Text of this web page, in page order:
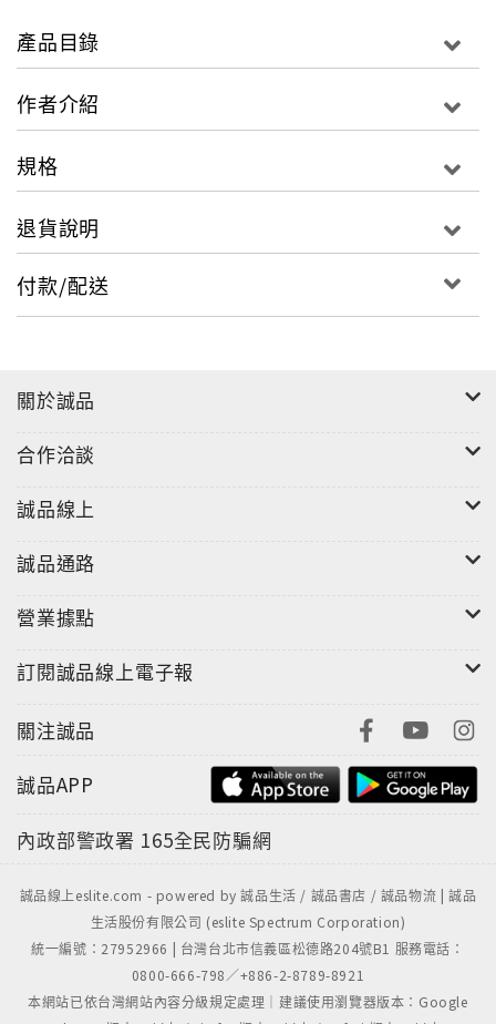
產品目錄
作者介紹
規格
退貨說明
付款/配送
關於誠品
合作洽談
誠品線上
誠品通路
營業據點
訂閱誠品線上電子報
關注誠品
誠品APP
內政部警政署 165全民防騙網
誠品線上eslite.com - powered by 誠品生活 / 誠品書店 / 誠品物流 | 誠品
生活股份有限公司 (eslite Spectrum Corporation)
統一編號：27952966 | 台灣台北市信義區松德路204號B1 服務電話：
0800-666-798／+886-2-8789-8921
本網站已依台灣網站內容分級規定處理｜建議使用瀏覽器版本：Google